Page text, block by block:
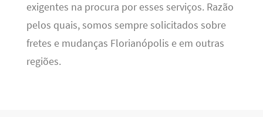
exigentes na procura por esses serviços. Razão
pelos quais, somos sempre solicitados sobre
fretes e mudanças Florianópolis e em outras
regiões.